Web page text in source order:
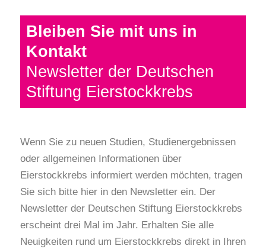
Bleiben Sie mit uns in
Kontakt
Newsletter der Deutschen
Stiftung Eierstockkrebs
Wenn Sie zu neuen Studien, Studienergebnissen
oder allgemeinen Informationen über
Eierstockkrebs informiert werden möchten, tragen
Sie sich bitte hier in den Newsletter ein. Der
Newsletter der Deutschen Stiftung Eierstockkrebs
erscheint drei Mal im Jahr. Erhalten Sie alle
Neuigkeiten rund um Eierstockkrebs direkt in Ihren